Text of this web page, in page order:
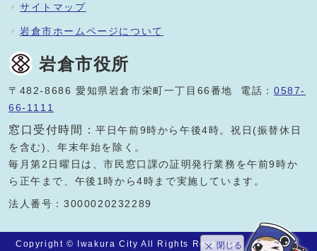
閉じる
サイトマップ
岩倉市ホームページについて
岩倉市役所
〒482-8686 愛知県岩倉市栄町一丁目66番地 電話：0587-
66-1111
窓口受付時間：平日午前9時から午後4時。祝日(振替休日
を含む)、年末年始を除く。
毎月第2日曜日は、市民窓口課の証明発行業務を午前9時か
ら正午まで、午後1時から4時まで実施しています。
法人番号：3000020232289
Copyright © Iwakura City All Rights Reserved.